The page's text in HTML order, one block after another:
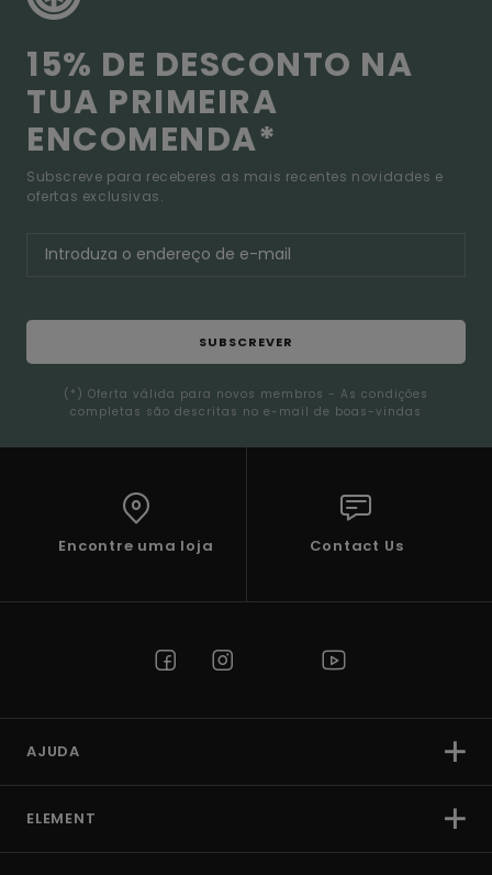
15% DE DESCONTO NA
TUA PRIMEIRA
ENCOMENDA*
Subscreve para receberes as mais recentes novidades e
ofertas exclusivas.
SUBSCREVER
(*) Oferta válida para novos membros - As condições
completas são descritas no e-mail de boas-vindas
Encontre uma loja Contact Us
AJUDA
ELEMENT